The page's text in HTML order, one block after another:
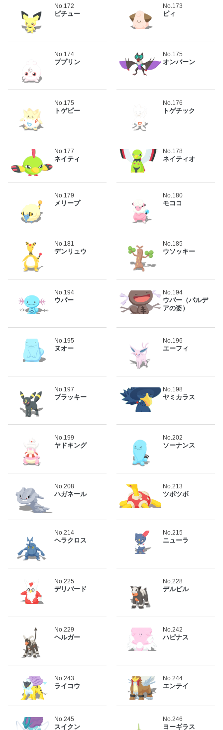
No.172
ピチュー
No.173
ピィ
No.174
ププリン
No.175
オンバーン
No.175
トゲピー
No.176
トゲチック
No.177
ネイティ
No.178
ネイティオ
No.179
メリープ
No.180
モココ
No.181
デンリュウ
No.185
ウソッキー
No.194
ウパー
No.194
ウパー（パルデ
アの姿）
No.195
ヌオー
No.196
エーフィ
No.197
ブラッキー
No.198
ヤミカラス
No.199
ヤドキング
No.202
ソーナンス
No.208
ハガネール
No.213
ツボツボ
No.214
ヘラクロス
No.215
ニューラ
No.225
デリバード
No.228
デルビル
No.229
ヘルガー
No.242
ハピナス
No.243
ライコウ
No.244
エンテイ
No.245
スイクン
No.246
ヨーギラス